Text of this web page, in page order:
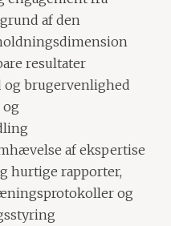
af den
resultater
brugervenlighed
af ekspertise
hurtige rapporter,
og